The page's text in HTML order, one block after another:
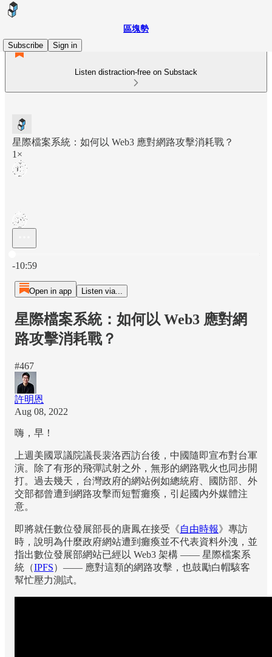
區塊勢
Subscribe
Sign in
Listen distraction-free on Substack
星際檔案系統：如何以 Web3 應對網路攻擊消耗戰？
1×
-10:59
Open in app Listen via...
星際檔案系統：如何以 Web3 應對網
路攻擊消耗戰？
#467
許明恩
Aug 08, 2022
嗨，早！
上週美國眾議院議長裴洛西訪台後，中國隨即宣布對台軍
演。除了有形的飛彈試射之外，無形的網路戰火也同步開
打。過去幾天，台灣政府的網站例如總統府、國防部、外
交部都曾遭到網路攻擊而短暫癱瘓，引起國內外媒體注
意。
即將就任數位發展部長的唐鳳在接受《自由時報》專訪
時，說明為什麼政府網站遭到癱瘓並不代表資料外洩，並
指出數位發展部網站已經以 Web3 架構 —— 星際檔案系
統（IPFS）—— 應對這類的網路攻擊，也鼓勵白帽駭客
幫忙壓力測試。